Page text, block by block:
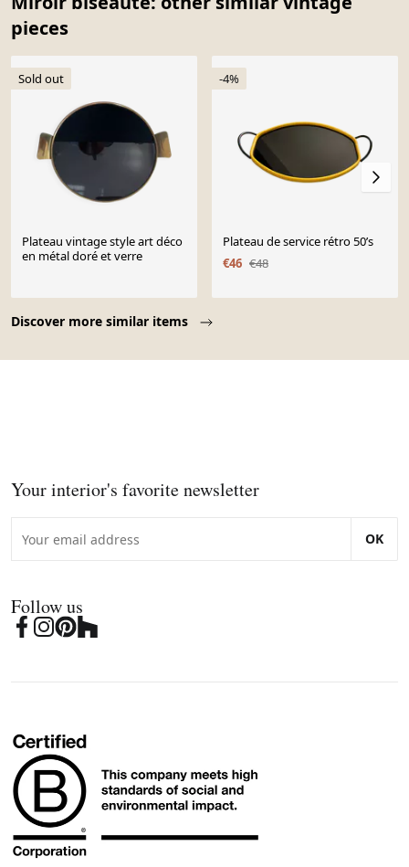
pieces
Discover more similar items
Sold out
Plateau vintage style art déco
en métal doré et verre
-4%
Plateau de service rétro 50’s
€46 €48
Your interior's favorite newsletter
OK
Follow us